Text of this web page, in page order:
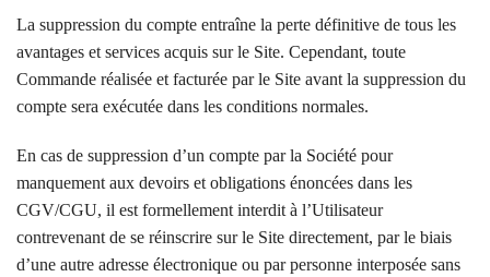
La suppression du compte entraîne la perte définitive de tous les
avantages et services acquis sur le Site. Cependant, toute
Commande réalisée et facturée par le Site avant la suppression du
compte sera exécutée dans les conditions normales.
En cas de suppression d’un compte par la Société pour
manquement aux devoirs et obligations énoncées dans les
CGV/CGU, il est formellement interdit à l’Utilisateur
contrevenant de se réinscrire sur le Site directement, par le biais
d’une autre adresse électronique ou par personne interposée sans